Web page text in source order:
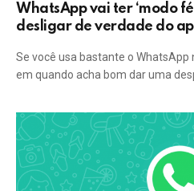
WhatsApp vai ter ‘modo
desligar de verdade do
Se você usa bastante o WhatsApp
em quando acha bom dar uma